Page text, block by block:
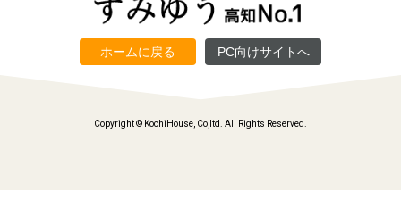
ホームに戻る PC向けサイトへ
Copyright © KochiHouse, Co,ltd. All Rights Reserved.